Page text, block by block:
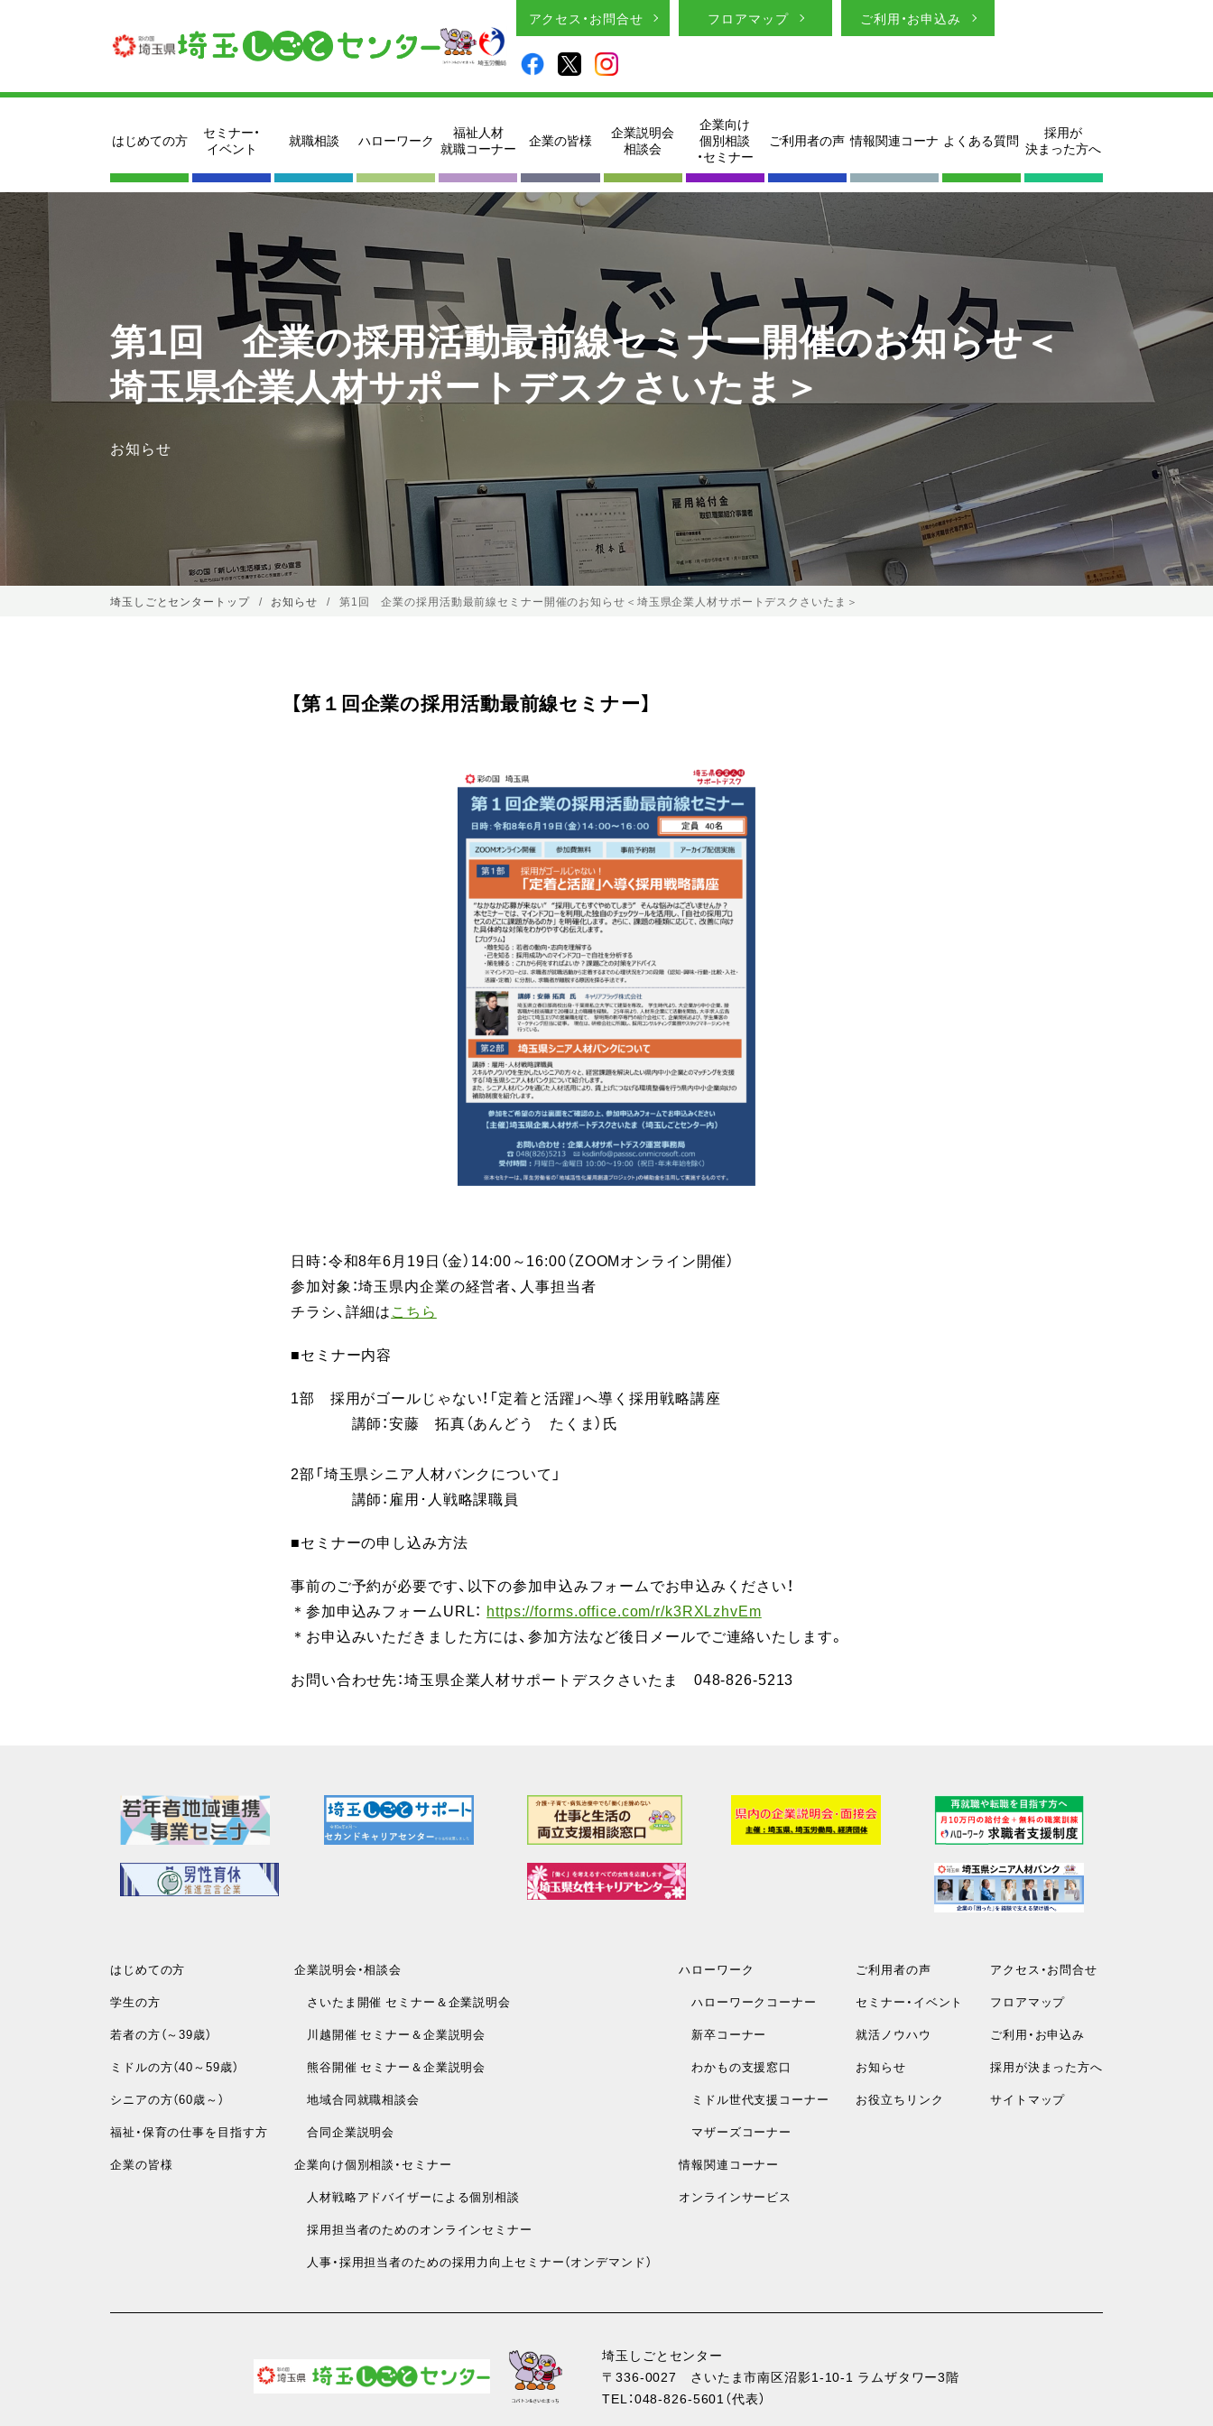
アクセス・お問合せ フロアマップ ご利用・お申込み
はじめての方
セミナー・
イベント
就職相談 ハローワーク
福祉人材
就職コーナー
企業の皆様
企業説明会
相談会
企業向け
個別相談
・セミナー
ご利用者の声 情報関連コーナ よくある質問
採用が
決まった方へ
第1回 企業の採用活動最前線セミナー開催のお知らせ＜
埼玉県企業人材サポートデスクさいたま＞
お知らせ
埼玉しごとセンタートップ お知らせ 第1回 企業の採用活動最前線セミナー開催のお知らせ＜埼玉県企業人材サポートデスクさいたま＞
【第１回企業の採用活動最前線セミナー】
日時：令和8年6月19日（金）14:00～16:00（ZOOMオンライン開催）
参加対象：埼玉県内企業の経営者、人事担当者
チラシ、詳細はこちら
■セミナー内容
1部 採用がゴールじゃない！「定着と活躍」へ導く採用戦略講座
講師：安藤 拓真（あんどう たくま）氏
2部「埼玉県シニア人材バンクについて」
講師：雇用･人戦略課職員
■セミナーの申し込み方法
事前のご予約が必要です、以下の参加申込みフォームでお申込みください！
＊参加申込みフォームURL： https://forms.office.com/r/k3RXLzhvEm
＊お申込みいただきました方には、参加方法など後日メールでご連絡いたします。
お問い合わせ先：埼玉県企業人材サポートデスクさいたま 048-826-5213
はじめての方
学生の方
若者の方（～39歳）
ミドルの方（40～59歳）
シニアの方（60歳～）
福祉・保育の仕事を目指す方
企業の皆様
企業説明会・相談会
さいたま開催 セミナー＆企業説明会
川越開催 セミナー＆企業説明会
熊谷開催 セミナー＆企業説明会
地域合同就職相談会
合同企業説明会
企業向け個別相談・セミナー
人材戦略アドバイザーによる個別相談
採用担当者のためのオンラインセミナー
人事・採用担当者のための採用力向上セミナー（オンデマンド）
ハローワーク
ハローワークコーナー
新卒コーナー
わかもの支援窓口
ミドル世代支援コーナー
マザーズコーナー
情報関連コーナー
オンラインサービス
ご利用者の声
セミナー・イベント
就活ノウハウ
お知らせ
お役立ちリンク
アクセス・お問合せ
フロアマップ
ご利用・お申込み
採用が決まった方へ
サイトマップ
埼玉しごとセンター
〒336-0027 さいたま市南区沼影1-10-1 ラムザタワー3階
TEL：048-826-5601（代表）